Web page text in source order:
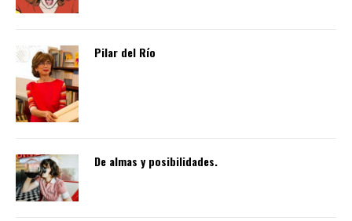
Pilar del Río
De almas y posibilidades.